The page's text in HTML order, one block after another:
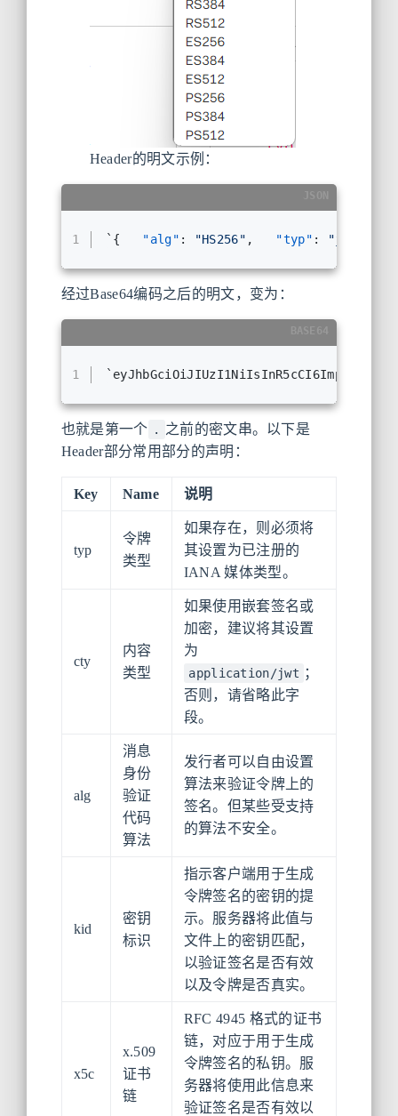
Header的明文示例：
1 ` { "alg" : "HS256" , "typ" : "jwt"
经过Base64编码之后的明文，变为：
1 `eyJhbGciOiJIUzI1NiIsInR5cCI6Imp3dCJ9`
也就是第一个 .
之前的密文串。以下是
Header部分常用部分的声明：
Key Name 说明
typ
令牌
类型
如果存在，则必须将
其设置为已注册的
IANA 媒体类型。
cty
内容
类型
如果使用嵌套签名或
加密，建议将其设置
为
application/jwt ；
否则，请省略此字
段。
alg
消息
身份
验证
代码
算法
发行者可以自由设置
算法来验证令牌上的
签名。但某些受支持
的算法不安全。
kid
密钥
标识
指示客户端用于生成
令牌签名的密钥的提
示。服务器将此值与
文件上的密钥匹配，
以验证签名是否有效
以及令牌是否真实。
x5c
x.509
证书
链
RFC 4945 格式的证书
链，对应于用于生成
令牌签名的私钥。服
务器将使用此信息来
验证签名是否有效以